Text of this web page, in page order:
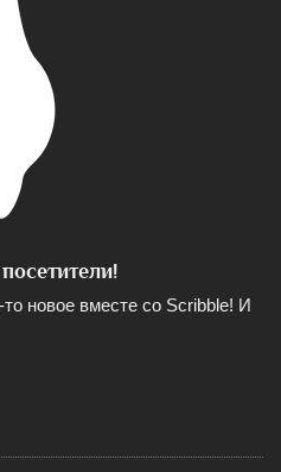
новое вместе со Scribble! И